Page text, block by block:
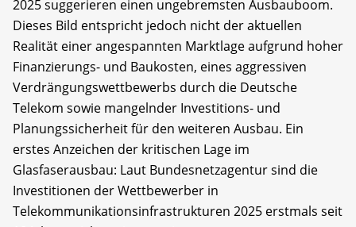
2025 suggerieren einen ungebremsten Ausbauboom.
Dieses Bild entspricht jedoch nicht der aktuellen
Realität einer angespannten Marktlage aufgrund hoher
Finanzierungs- und Baukosten, eines aggressiven
Verdrängungswettbewerbs durch die Deutsche
Telekom sowie mangelnder Investitions- und
Planungssicherheit für den weiteren Ausbau. Ein
erstes Anzeichen der kritischen Lage im
Glasfaserausbau: Laut Bundesnetzagentur sind die
Investitionen der Wettbewerber in
Telekommunikationsinfrastrukturen 2025 erstmals seit